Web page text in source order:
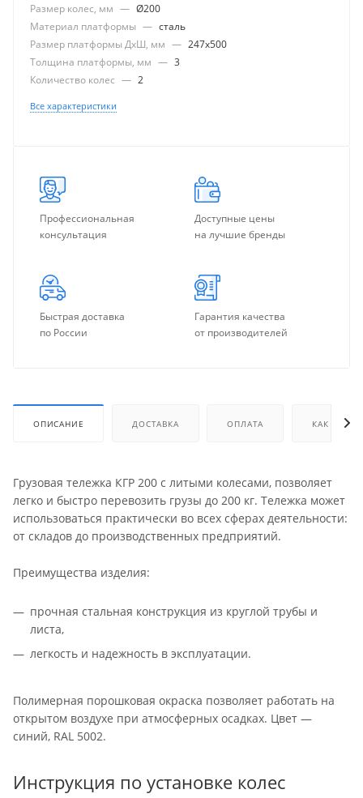
Размер колес, мм — Ø200
Материал платформы — сталь
Размер платформы ДхШ, мм — 247x500
Толщина платформы, мм — 3
Количество колес — 2
Все характеристики
Профессиональная
консультация
Доступные цены
на лучшие бренды
Быстрая доставка
по России
Гарантия качества
от производителей
ОПИСАНИЕ ДОСТАВКА ОПЛАТА КАК
Грузовая тележка КГР 200 с литыми колесами, позволяет
легко и быстро перевозить грузы до 200 кг. Тележка может
использоваться практически во всех сферах деятельности:
от складов до производственных предприятий.
Преимущества изделия:
прочная стальная конструкция из круглой трубы и
листа,
легкость и надежность в эксплуатации.
Полимерная порошковая окраска позволяет работать на
открытом воздухе при атмосферных осадках. Цвет —
синий, RAL 5002.
Инструкция по установке колес